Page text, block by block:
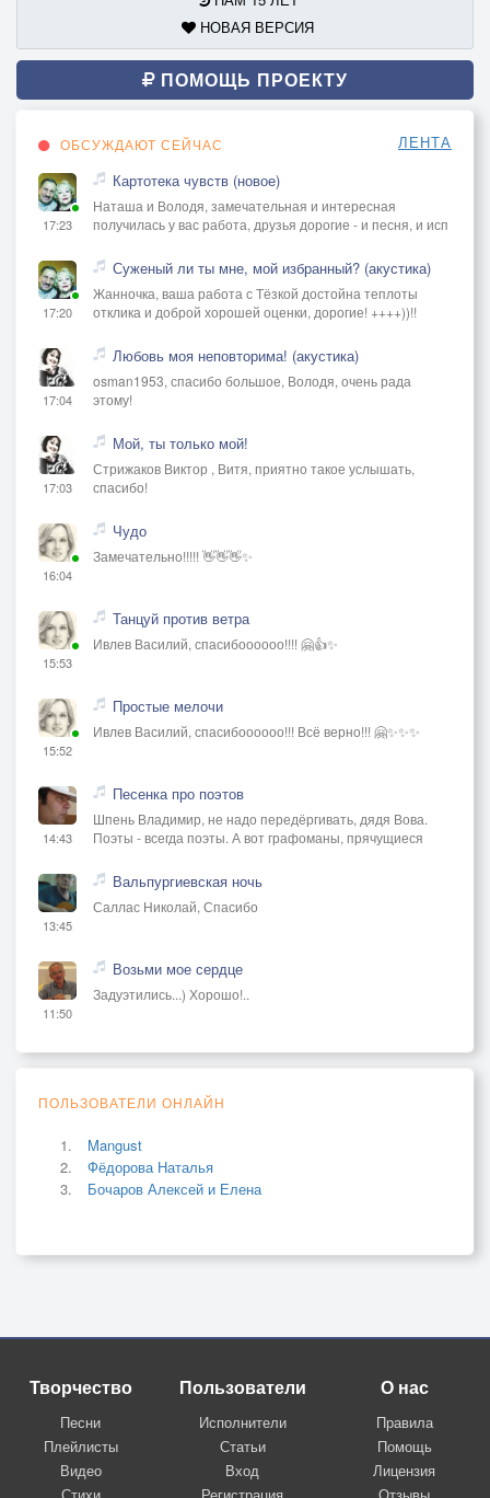
НОВАЯ ВЕРСИЯ
ПОМОЩЬ ПРОЕКТУ
ОБСУЖДАЮТ СЕЙЧАС ЛЕНТА
17:23
Картотека чувств (новое)
Наташа и Володя, замечательная и интересная
получилась у вас работа, друзья дорогие - и песня, и исп
17:20
Суженый ли ты мне, мой избранный? (акустика)
Жанночка, ваша работа с Тёзкой достойна теплоты
отклика и доброй хорошей оценки, дорогие! ++++))!!
17:04
Любовь моя неповторима! (акустика)
osman1953, спасибо большое, Володя, очень рада
этому!
17:03
Мой, ты только мой!
Стрижаков Виктор , Витя, приятно такое услышать,
спасибо!
16:04
Чудо
Замечательно!!!!! 👋👋👋✨
15:53
Танцуй против ветра
Ивлев Василий, спасибоооооо!!!! 🤗👍✨
15:52
Простые мелочи
Ивлев Василий, спасибоооооо!!! Всё верно!!! 🤗✨✨✨
14:43
Песенка про поэтов
Шпень Владимир, не надо передёргивать, дядя Вова.
Поэты - всегда поэты. А вот графоманы, прячущиеся
13:45
Вальпургиевская ночь
Саллас Николай, Спасибо
11:50
Возьми мое сердце
Задуэтились...) Хорошо!..
ПОЛЬЗОВАТЕЛИ ОНЛАЙН
Mangust
Фёдорова Наталья
Бочаров Алексей и Елена
Творчество
Песни
Плейлисты
Видео
Пользователи
Исполнители
Статьи
Вход
О нас
Правила
Помощь
Лицензия